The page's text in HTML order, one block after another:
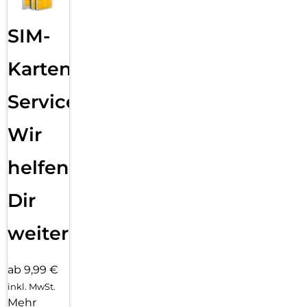
SIM-
Karten
Service:
Wir
helfen
Dir
weiter
ab 9,99 €
inkl. MwSt.
Mehr